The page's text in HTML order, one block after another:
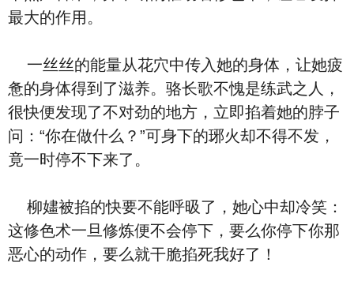
最大的作用。
一丝丝的能量从花⽳中传⼊‮的她‬⾝体，让她疲
惫的⾝体得到了滋养。骆长歌不愧是练武之人，
很快便‮现发‬了不对劲的地方，立即掐着‮的她‬脖子
问：“你在做‮么什‬？”可⾝下的琊火却不得不发，
竟一时停不下来了。
柳嫿被掐的快要不能呼昅了，她‮中心‬却冷笑：
这修⾊术一旦修炼便不会停下，要么你停下你那
恶心的动作，要么就⼲脆掐死我好了！